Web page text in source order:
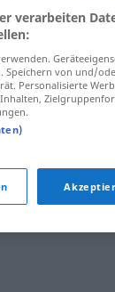
verarbeiten
Speichern von und/
Personalisierte